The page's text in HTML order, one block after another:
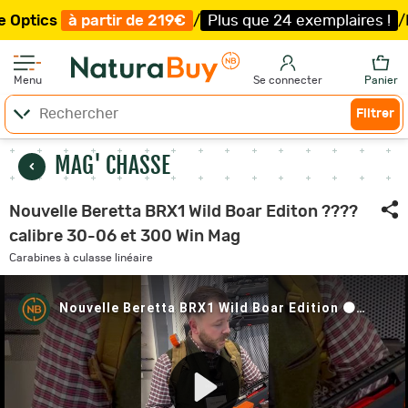
à partir de 219€ / Plus que 24 exemplaires ! /
Menu Se connecter Panier
Filtrer
MAG' CHASSE
Nouvelle Beretta BRX1 Wild Boar Editon ????
calibre 30-06 et 300 Win Mag
Carabines à culasse linéaire